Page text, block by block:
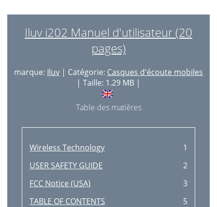
Iluv i202 Manuel d'utilisateur (20
pages)
marque: Iluv | Catégorie: Casques d'écoute mobiles
| Taille: 1.29 MB |
Table des matières
Wireless Technology
1
USER SAFETY GUIDE
2
FCC Notice (USA)
3
TABLE OF CONTENTS
5